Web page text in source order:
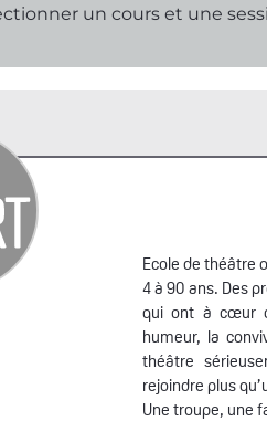
un cours et une
Ecole de théâtre
4 à 90 ans. Des
qui ont à cœur
humeur, la
théâtre
rejoindre plus
Une troupe, une